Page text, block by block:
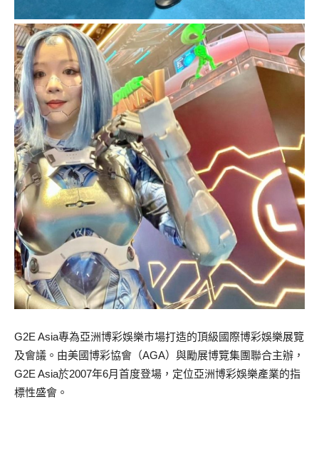
G2E Asia專為亞洲博彩娛樂市場打造的頂級國際博彩娛樂展覽
及會議。由美國博彩協會（AGA）與勵展博覽集團聯合主辦，
G2E Asia於2007年6月首度登場，定位亞洲博彩娛樂產業的指
標性盛會。